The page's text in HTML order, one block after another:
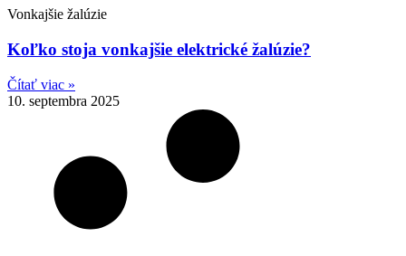
Vonkajšie žalúzie
Koľko stoja vonkajšie elektrické žalúzie?
Čítať viac »
10. septembra 2025